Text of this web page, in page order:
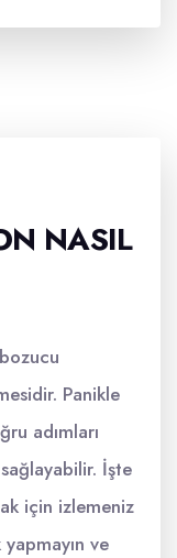
NASIL
Panikle
adımları
İşte
için izlemeniz
ve